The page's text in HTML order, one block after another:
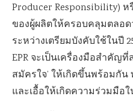
Producer Responsibility)
ของผู้ผลิตให้ครอบคลุมตลอ
ระหว่างเตรียมบังคับใช้ในปี
EPR จะเป็นเครื่องมือสำคัญที่
สมัครใจ’ ให้เกิดขึ้นพร้อมกัน
และเอื้อให้เกิดความร่วมมือ